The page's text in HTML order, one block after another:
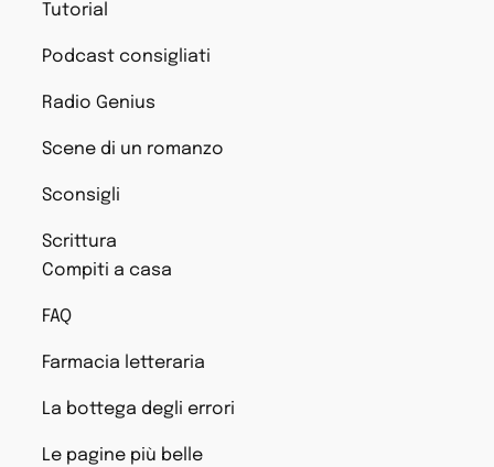
Tutorial
Podcast consigliati
Radio Genius
Scene di un romanzo
Sconsigli
Scrittura
Compiti a casa
FAQ
Farmacia letteraria
La bottega degli errori
Le pagine più belle